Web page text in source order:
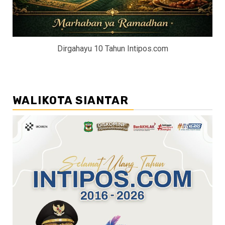
Dirgahayu 10 Tahun Intipos.com
WALIKOTA SIANTAR